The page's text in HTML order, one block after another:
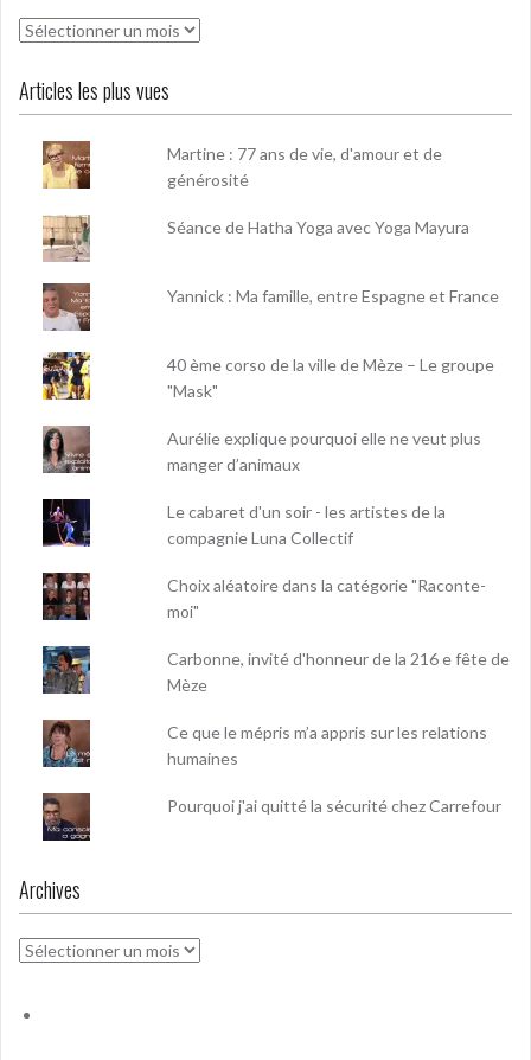
Archives
Articles les plus vues
Martine : 77 ans de vie, d'amour et de
générosité
Séance de Hatha Yoga avec Yoga Mayura
Yannick : Ma famille, entre Espagne et France
40 ème corso de la ville de Mèze – Le groupe
"Mask"
Aurélie explique pourquoi elle ne veut plus
manger d’animaux
Le cabaret d'un soir - les artistes de la
compagnie Luna Collectif
Choix aléatoire dans la catégorie "Raconte-
moi"
Carbonne, invité d'honneur de la 216 e fête de
Mèze
Ce que le mépris m’a appris sur les relations
humaines
Pourquoi j'ai quitté la sécurité chez Carrefour
Archives
Archives